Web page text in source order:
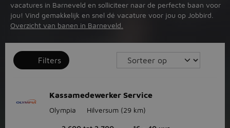
vacatures in Barneveld en solliciteer naar de perfecte baan voor
jou! Vind gemakkelijk en snel dé vacature voor jou op Jobbird.
Overzicht van banen in Barneveld.
Filters
Kassamedewerker Service
Olympia Hilversum (29 km)